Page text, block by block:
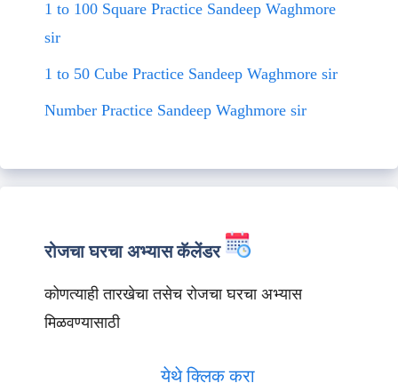
1 to 100 Square Practice Sandeep Waghmore
sir
1 to 50 Cube Practice Sandeep Waghmore sir
Number Practice Sandeep Waghmore sir
रोजचा घरचा अभ्यास कॅलेंडर
कोणत्याही तारखेचा तसेच रोजचा घरचा अभ्यास
मिळवण्यासाठी
येथे क्लिक करा